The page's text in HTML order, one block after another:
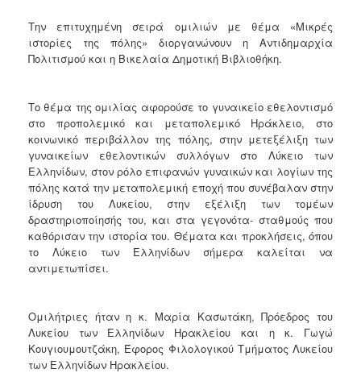
ΗΡΑΚΛΕΙΟ
Την επιτυχημένη σειρά ομιλιών με θέμα «Μικρές
ιστορίες της πόλης» διοργανώνουν η Αντιδημαρχία
Πολιτισμού και η Βικελαία Δημοτική Βιβλιοθήκη.
Το θέμα της ομιλίας αφορούσε το γυναικείο εθελοντισμό
στο προπολεμικό και μεταπολεμικό Ηράκλειο, στο
κοινωνικό περιβάλλον της πόλης, στην μετεξέλιξη των
γυναικείων εθελοντικών συλλόγων στο Λύκειο των
Ελληνίδων, στον ρόλο επιφανών γυναικών και λογίων της
πόλης κατά την μεταπολεμική εποχή που συνέβαλαν στην
ίδρυση του Λυκείου, στην εξέλιξη των τομέων
δραστηριοποίησής του, και στα γεγονότα- σταθμούς που
καθόρισαν την ιστορία του. Θέματα και προκλήσεις, όπου
το Λύκειο των Ελληνίδων σήμερα καλείται να
αντιμετωπίσει.
Ομιλήτριες ήταν η κ. Μαρία Κασωτάκη, Πρόεδρος του
Λυκείου των Ελληνίδων Ηρακλείου και η κ. Γωγώ
Κουγιουμουτζάκη, Έφορος Φιλολογικού Τμήματος Λυκείου
των Ελληνίδων Ηρακλείου.